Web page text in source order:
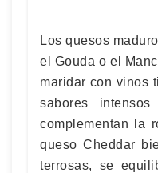
Los quesos
el Gouda o el
maridar con vinos
sabores
complementan la
queso Cheddar
terrosas, se